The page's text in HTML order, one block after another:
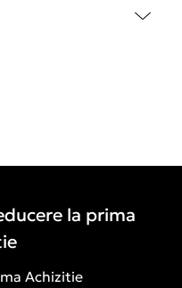
la prima
Achizitie